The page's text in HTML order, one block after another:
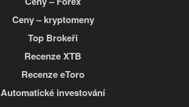
Ceny – kryptomeny
Top Brokeři
Recenze XTB
Recenze eToro
Automatické investování